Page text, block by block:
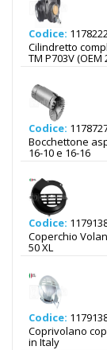
Codice:
Cilindretto
TM P703V (OEM
Codice:
Bocchettone
16-10 e 16-16
Codice:
Coperchio
50 XL
Codice:
Coprivolano
in Italy